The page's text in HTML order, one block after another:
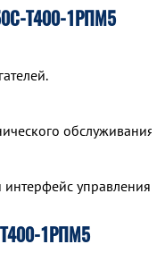
Т400-1РПМ5
обслуживания,
управления
1РПМ5